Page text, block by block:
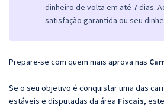
dinheiro de volta em até 7 dias.
satisfação garantida ou seu
Prepare-se com quem mais aprova nas
Se o seu objetivo é conquistar uma das
estáveis e disputadas da área Fiscais,